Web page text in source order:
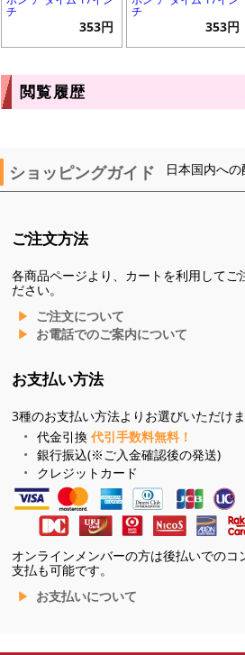
チ
353円
チ
353円
閲覧履歴
ショッピングガイド 日本国内へ
ご注文方法
各商品ページより、カートを利用してご
ださい。
ご注文について
お電話でのご案内について
お支払い方法
3種のお支払い方法よりお選びいただけま
代金引換 代引手数料無料！
銀行振込(※ご入金確認後の発送)
クレジットカード
オンラインメンバーの方は後払いでのコ
支払も可能です。
お支払いについて